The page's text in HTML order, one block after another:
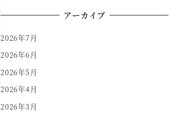
アーカイブ
2026年7月
2026年6月
2026年5月
2026年4月
2026年3月